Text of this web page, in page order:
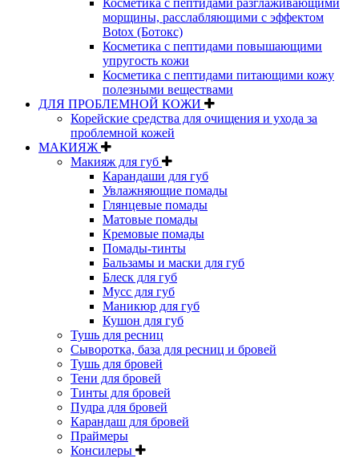
Косметика с пептидами разглаживающими
морщины, расслабляющими с эффектом
Botox (Ботокс)
Косметика с пептидами повышающими
упругость кожи
Косметика с пептидами питающими кожу
полезными веществами
ДЛЯ ПРОБЛЕМНОЙ КОЖИ
Корейские средства для очищения и ухода за
проблемной кожей
МАКИЯЖ
Макияж для губ
Карандаши для губ
Увлажняющие помады
Глянцевые помады
Матовые помады
Кремовые помады
Помады-тинты
Бальзамы и маски для губ
Блеск для губ
Мусс для губ
Маникюр для губ
Кушон для губ
Тушь для ресниц
Сыворотка, база для ресниц и бровей
Тушь для бровей
Тени для бровей
Тинты для бровей
Пудра для бровей
Карандаш для бровей
Праймеры
Консилеры